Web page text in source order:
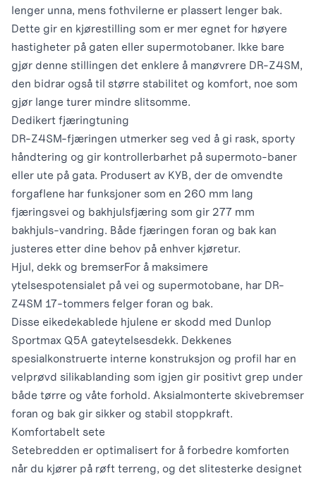
lenger unna, mens fothvilerne er plassert lenger bak.
Dette gir en kjørestilling som er mer egnet for høyere
hastigheter på gaten eller supermotobaner. Ikke bare
gjør denne stillingen det enklere å manøvrere DR-Z4SM,
den bidrar også til større stabilitet og komfort, noe som
gjør lange turer mindre slitsomme.
Dedikert fjæringtuning
DR-Z4SM-fjæringen utmerker seg ved å gi rask, sporty
håndtering og gir kontrollerbarhet på supermoto-baner
eller ute på gata. Produsert av KYB, der de omvendte
forgaflene har funksjoner som en 260 mm lang
fjæringsvei og bakhjulsfjæring som gir 277 mm
bakhjuls-vandring. Både fjæringen foran og bak kan
justeres etter dine behov på enhver kjøretur.
Hjul, dekk og bremserFor å maksimere
ytelsespotensialet på vei og supermotobane, har DR-
Z4SM 17-tommers felger foran og bak.
Disse eikedekablede hjulene er skodd med Dunlop
Sportmax Q5A gateytelsesdekk. Dekkenes
spesialkonstruerte interne konstruksjon og profil har en
velprøvd silikablanding som igjen gir positivt grep under
både tørre og våte forhold. Aksialmonterte skivebremser
foran og bak gir sikker og stabil stoppkraft.
Komfortabelt sete
Setebredden er optimalisert for å forbedre komforten
når du kjører på røft terreng, og det slitesterke designet